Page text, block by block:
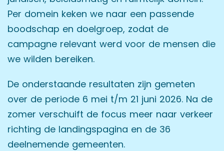
Per domein keken we naar een passende
boodschap en doelgroep, zodat de
campagne relevant werd voor de mensen die
we wilden bereiken.
De onderstaande resultaten zijn gemeten
over de periode 6 mei t/m 21 juni 2026. Na de
zomer verschuift de focus meer naar verkeer
richting de landingspagina en de 36
deelnemende gemeenten.